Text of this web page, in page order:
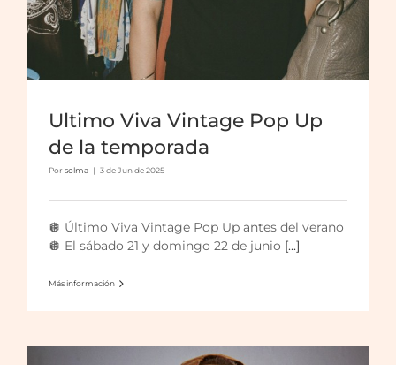
Ultimo Viva Vintage Pop Up
de la temporada
Porsolma | 3 de Jun de 2025
🪩 Último Viva Vintage Pop Up antes del verano
🪩 El sábado 21 y domingo 22 de junio [...]
Más información
Vuelve Viva Vintage pero con sorpresa!